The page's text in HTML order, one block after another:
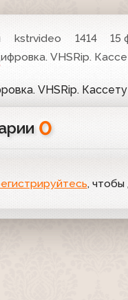
kstrvideo 1414
15
VHSRip.
VHSRip.
0
,